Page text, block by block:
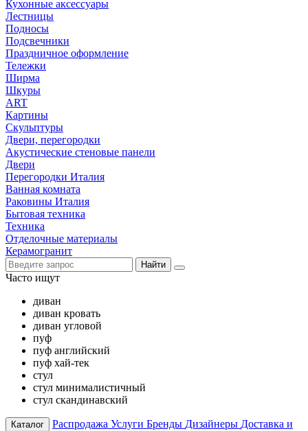
Кухонные аксессуары
Лестницы
Подносы
Подсвечники
Праздничное оформление
Тележки
Ширма
Шкуры
ART
Картины
Скульптуры
Двери, перегородки
Акустические стеновые панели
Двери
Перегородки Италия
Ванная комната
Раковины Италия
Бытовая техника
Техника
Отделочные материалы
Керамогранит
Найти
Часто ищут
диван
диван кровать
диван угловой
пуф
пуф английский
пуф хай-тек
стул
стул минималистичный
стул скандинавский
Каталог Распродажа Услуги Бренды Дизайнеры Доставка и